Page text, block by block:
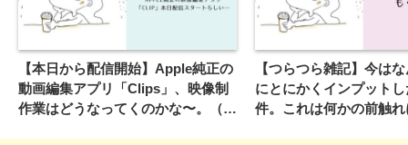
【本日から配信開始】Apple純正の
動画編集アプリ「Clips」、映像制
作業はどうなってくのかな〜。（と
【つらつら雑記】今は
にとにかくインプット
件。これは何かの前触